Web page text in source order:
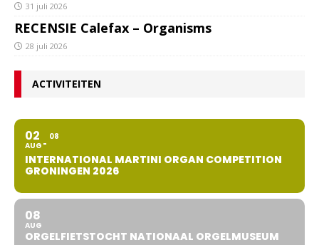
31 juli 2026
RECENSIE Calefax – Organisms
28 juli 2026
ACTIVITEITEN
02
AUG
08
INTERNATIONAL MARTINI ORGAN COMPETITION
GRONINGEN 2026
08
AUG
ORGELFIETSTOCHT NATIONAAL ORGELMUSEUM